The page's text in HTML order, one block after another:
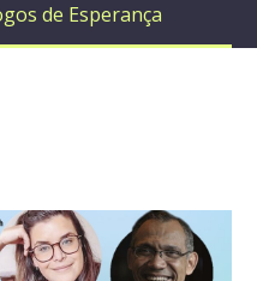
de Esperança